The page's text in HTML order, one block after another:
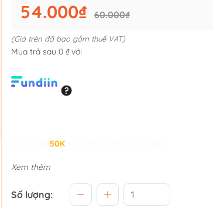
54.000₫ 60.000₫
(Giá trên đã bao gồm thuế VAT)
Mua trả sau 0 ₫ với
50K
Xem thêm
Số lượng: